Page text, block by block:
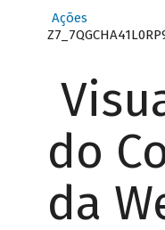
Ações
do
da